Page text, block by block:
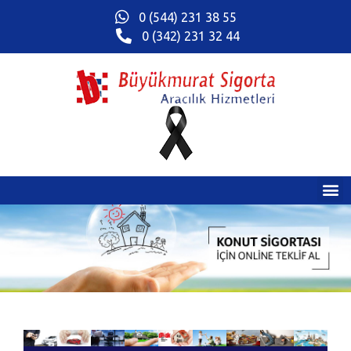
0 (544) 231 38 55
0 (342) 231 32 44